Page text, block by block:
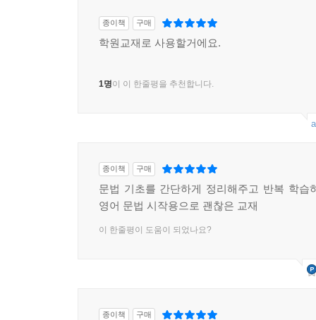
종이책 구매
학원교재로 사용할거에요.
1명이 이 한줄평을 추천합니다.
종이책 구매
문법 기초를 간단하게 정리해주고 반복 학습
영어 문법 시작용으로 괜찮은 교재
이 한줄평이 도움이 되었나요?
종이책 구매